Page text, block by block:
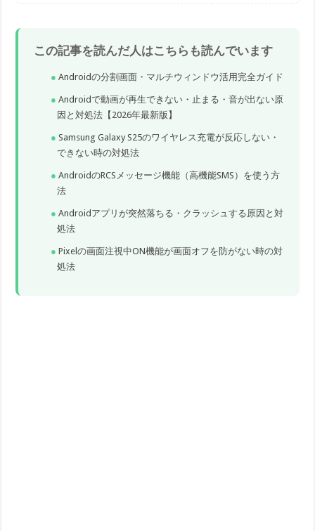
この記事を読んだ人はこちらも読んでいます
Androidの分割画面・マルチウィンドウ活用完全ガイド
Androidで動画が再生できない・止まる・音が出ない原
因と対処法【2026年最新版】
Samsung Galaxy S25のワイヤレス充電が反応しない・
できない時の対処法
AndroidのRCSメッセージ機能（高機能SMS）を使う方
法
Androidアプリが突然落ちる・クラッシュする原因と対
処法
Pixelの画面注視中ON機能が画面オフを防がない時の対
処法